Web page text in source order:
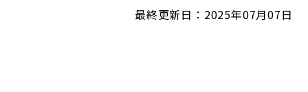
最終更新日：2025年07月07日